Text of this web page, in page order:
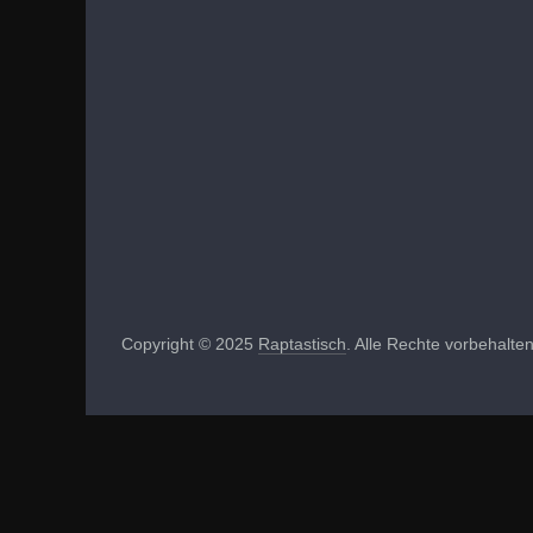
Copyright © 2025 Raptastisch . Alle Rechte